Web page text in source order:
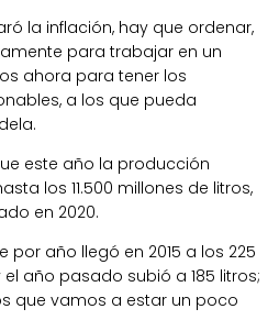
la inflación, hay que ordenar,
para trabajar en un
ahora para tener los
a los que pueda
este año la producción
los 11.500 millones de litros,
en 2020.
por año llegó en 2015 a los 225
el año pasado subió a 185 litros;
que vamos a estar un poco